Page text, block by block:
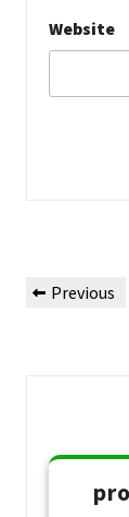
Website
Previous
Previous